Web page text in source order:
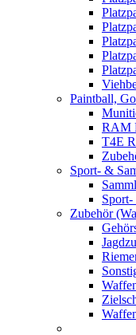
Paintball,
RAM
T4E
Sport- &
Sport-
Zubehör